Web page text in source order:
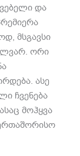
და
მსგავსი
ორი
ასე
ჩვენება
მოჰყვა